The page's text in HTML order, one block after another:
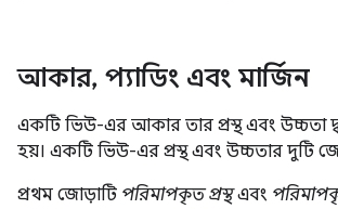
আকার, প্যাডিং এবং মার্জিন
একটি ভিউ-এর আকার তার প্রস্থ এবং উচ্চতা
হয়। একটি ভিউ-এর প্রস্থ এবং উচ্চতার দুটি
প্রথম জোড়াটি পরিমাপকৃত প্রস্থএবং